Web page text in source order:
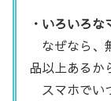
・いろいろ
なぜなら、
品以上あるか
スマホでい